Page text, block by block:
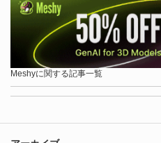
Meshyに関する記事一覧